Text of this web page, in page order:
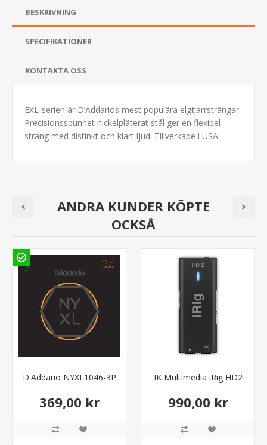
BESKRIVNING
SPECIFIKATIONER
KONTAKTA OSS
EXL-serien är D’Addarios mest populära elgitarrsträngar.
Precisionsspunnet nickelpläterat stål ger en flexibel
sträng med distinkt och klart ljud. Tillverkade i USA.
ANDRA KUNDER KÖPTE
OCKSÅ
D'Addario NYXL1046-3P
369,00 kr
IK Multimedia iRig HD2
990,00 kr